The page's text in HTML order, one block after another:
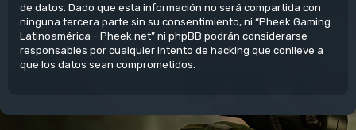
de datos. Dado que esta información no será compartida con
ninguna tercera parte sin su consentimiento, ni “Pheek Gaming
Latinoamérica - Pheek.net” ni phpBB podrán considerarse
responsables por cualquier intento de hacking que conlleve a
que los datos sean comprometidos.